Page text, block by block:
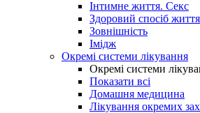
Інтимне життя. Секс
Здоровий спосіб життя
Зовнішність
Імідж
Окремі системи лікування
Окремі системи
Показати всі
Домашня медицина
Лікування окремих